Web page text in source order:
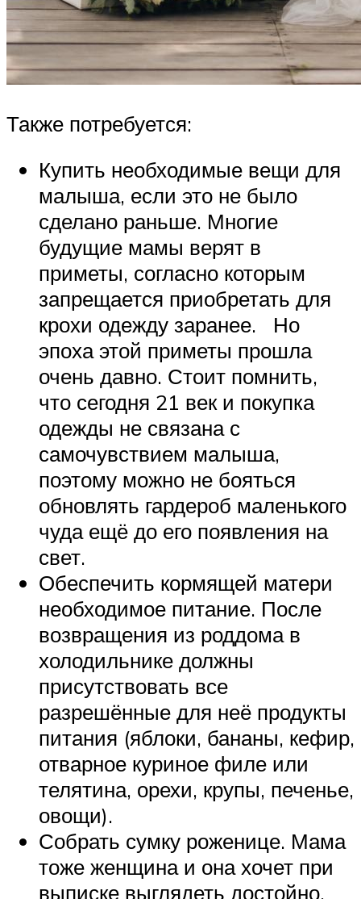
Также потребуется:
Купить необходимые вещи для
малыша, если это не было
сделано раньше. Многие
будущие мамы верят в
приметы, согласно которым
запрещается приобретать для
крохи одежду заранее. Но
эпоха этой приметы прошла
очень давно. Стоит помнить,
что сегодня 21 век и покупка
одежды не связана с
самочувствием малыша,
поэтому можно не бояться
обновлять гардероб маленького
чуда ещё до его появления на
свет.
Обеспечить кормящей матери
необходимое питание. После
возвращения из роддома в
холодильнике должны
присутствовать все
разрешённые для неё продукты
питания (яблоки, бананы, кефир,
отварное куриное филе или
телятина, орехи, крупы, печенье,
овощи).
Собрать сумку роженице. Мама
тоже женщина и она хочет при
выписке выглядеть достойно.